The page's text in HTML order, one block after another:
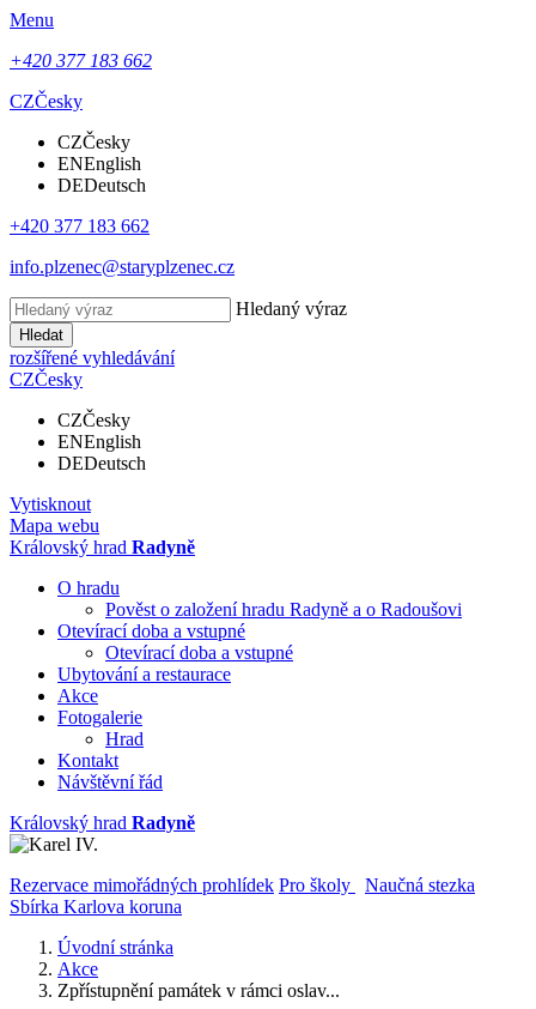
Menu
+420 377 183 662
CZČesky
CZČesky
ENEnglish
DEDeutsch
+420 377 183 662
info.plzenec@staryplzenec.cz
Hledaný výraz
Hledat
rozšířené vyhledávání
CZČesky
CZČesky
ENEnglish
DEDeutsch
Vytisknout
Mapa webu
Královský hrad Radyně
O hradu
Pověst o založení hradu Radyně a o Radoušovi
Otevírací doba a vstupné
Otevírací doba a vstupné
Ubytování a restaurace
Akce
Fotogalerie
Hrad
Kontakt
Návštěvní řád
Královský hrad Radyně
Rezervace mimořádných prohlídek Pro školy
Naučná stezka
Sbírka Karlova koruna
Úvodní stránka
Akce
Zpřístupnění památek v rámci oslav...